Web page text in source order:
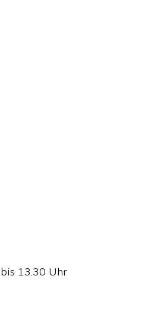
13.30 Uhr